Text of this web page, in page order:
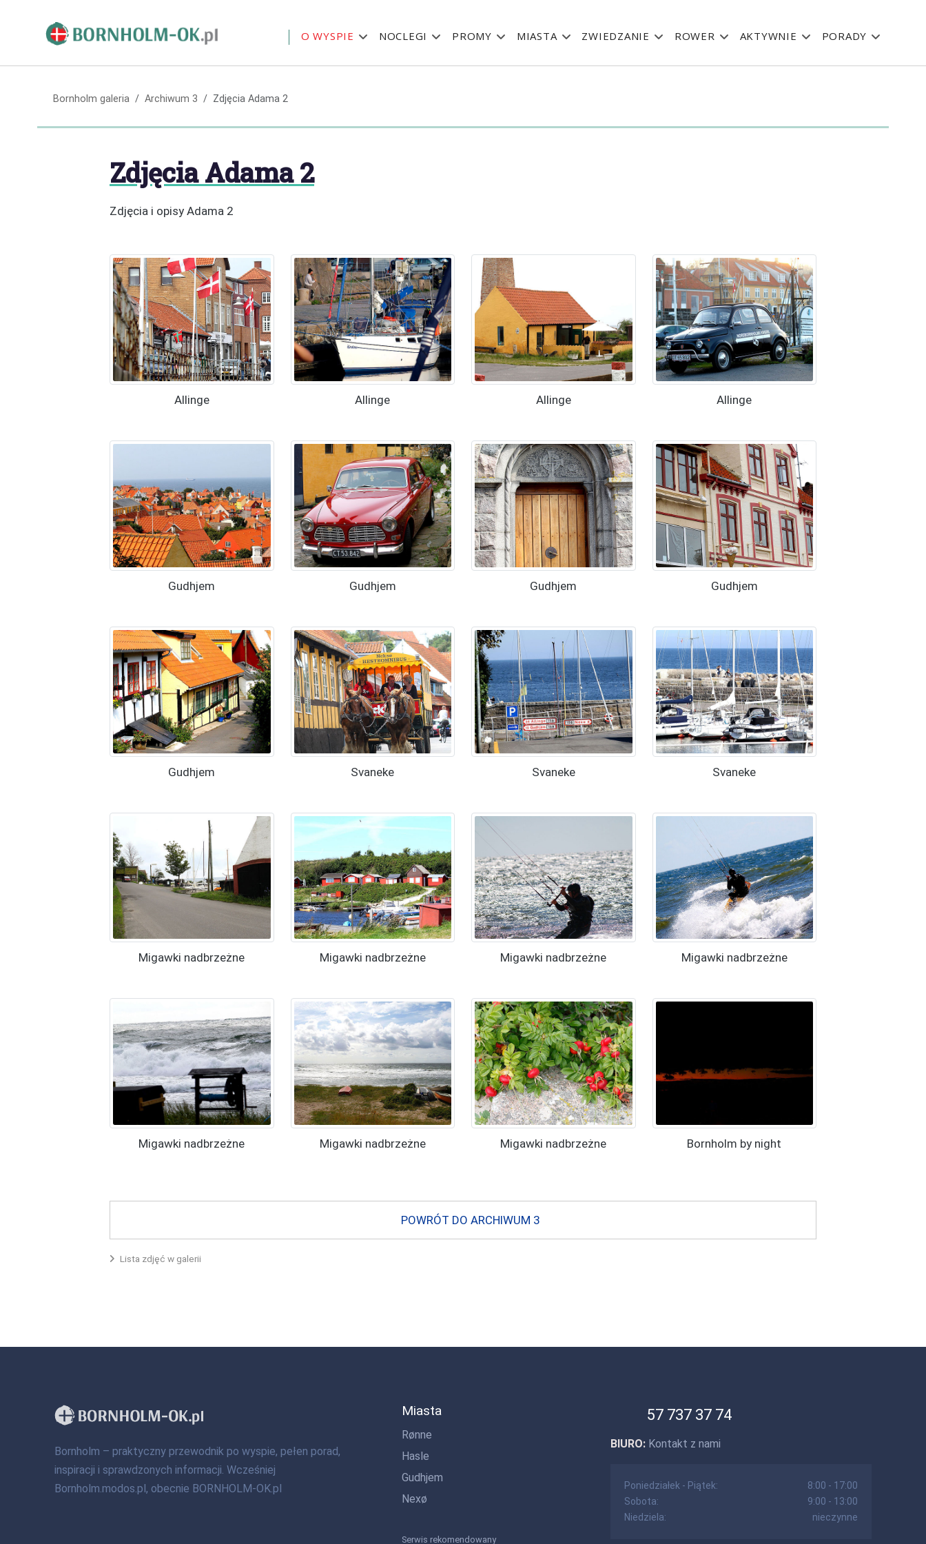
O WYSPIE NOCLEGI PROMY MIASTA ZWIEDZANIE ROWER AKTYWNIE PORADY
Bornholm galeria Archiwum 3 Zdjęcia Adama 2
Zdjęcia Adama 2
Zdjęcia i opisy Adama 2
Allinge Allinge Allinge Allinge
Gudhjem Gudhjem Gudhjem Gudhjem
Gudhjem Svaneke Svaneke Svaneke
Migawki nadbrzeżne Migawki nadbrzeżne Migawki nadbrzeżne Migawki nadbrzeżne
Migawki nadbrzeżne Migawki nadbrzeżne Migawki nadbrzeżne Bornholm by night
POWRÓT DO ARCHIWUM 3
Lista zdjęć w galerii
Bornholm – praktyczny przewodnik po wyspie, pełen porad,
inspiracji i sprawdzonych informacji. Wcześniej
Bornholm.modos.pl, obecnie BORNHOLM-OK.pl
Miasta
Rønne
Hasle
Gudhjem
Nexø
Serwis rekomendowany
57 737 37 74
BIURO: Kontakt z nami
Poniedziałek - Piątek:
8:00 - 17:00
Sobota:
9:00 - 13:00
Niedziela:
nieczynne